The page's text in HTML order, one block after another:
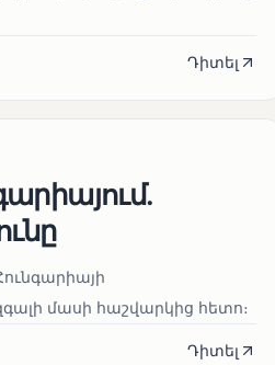
Դիտել
մասի հաշվարկից հետո։
Դիտել